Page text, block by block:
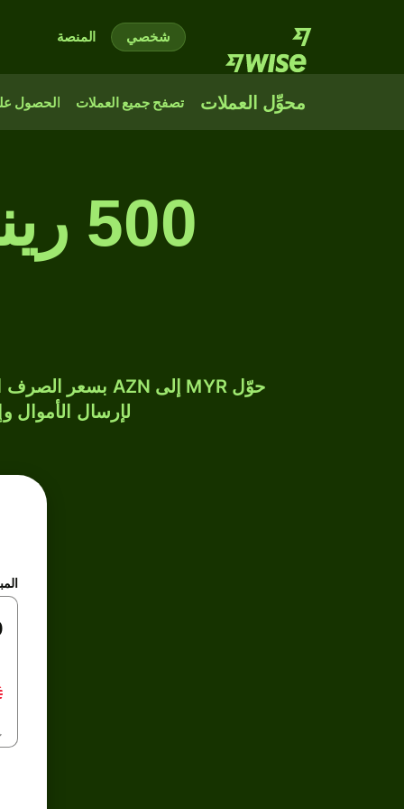
شخصي المنصة
محوِّل العملات تصفح جميع العملات الحصول
لإرسال الأموال